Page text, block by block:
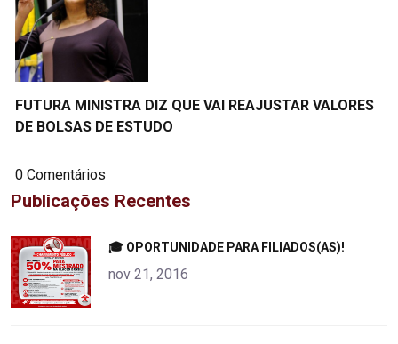
FUTURA MINISTRA DIZ QUE VAI REAJUSTAR VALORES
DE BOLSAS DE ESTUDO
0 Comentários
Publicações Recentes
alt="product">
🎓 OPORTUNIDADE PARA FILIADOS(AS)!
nov 21, 2016